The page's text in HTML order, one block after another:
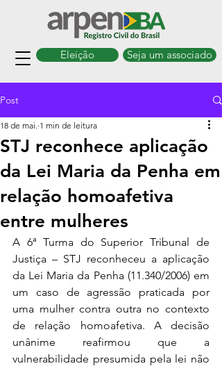
Eleição Seja um associado
Post
STJ reconhece aplicação
da Lei Maria da Penha em
relação homoafetiva
entre mulheres
18 de mai. 1 min de leitura
A 6ª Turma do Superior Tribunal de
Justiça – STJ reconheceu a aplicação
da Lei Maria da Penha (11.340/2006) em
um caso de agressão praticada por
uma mulher contra outra no contexto
de relação homoafetiva. A decisão
unânime reafirmou que a
vulnerabilidade presumida pela lei não